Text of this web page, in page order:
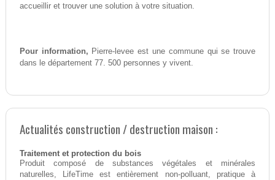
accueillir et trouver une solution à votre situation.
Pour information, Pierre-levee est une commune qui se trouve
dans le département 77. 500 personnes y vivent.
Actualités construction / destruction maison :
Traitement et protection du bois
Produit composé de substances végétales et minérales
naturelles, LifeTime est entièrement non-polluant, pratique à